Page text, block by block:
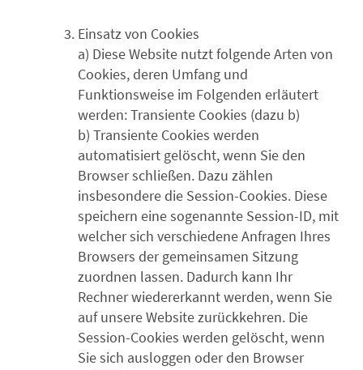
Einsatz von Cookies
a) Diese Website nutzt folgende Arten von
Cookies, deren Umfang und
Funktionsweise im Folgenden erläutert
werden: Transiente Cookies (dazu b)
b) Transiente Cookies werden
automatisiert gelöscht, wenn Sie den
Browser schließen. Dazu zählen
insbesondere die Session-Cookies. Diese
speichern eine sogenannte Session-ID, mit
welcher sich verschiedene Anfragen Ihres
Browsers der gemeinsamen Sitzung
zuordnen lassen. Dadurch kann Ihr
Rechner wiedererkannt werden, wenn Sie
auf unsere Website zurückkehren. Die
Session-Cookies werden gelöscht, wenn
Sie sich ausloggen oder den Browser